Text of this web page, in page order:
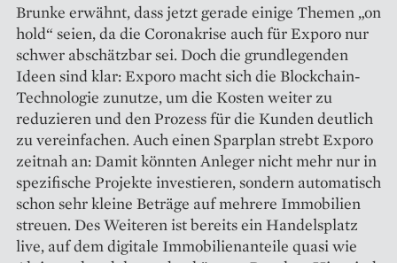
Brunke erwähnt, dass jetzt gerade einige Themen „on
hold“ seien, da die Coronakrise auch für Exporo nur
schwer abschätzbar sei. Doch die grundlegenden
Ideen sind klar: Exporo macht sich die Blockchain-
Technologie zunutze, um die Kosten weiter zu
reduzieren und den Prozess für die Kunden deutlich
zu vereinfachen. Auch einen Sparplan strebt Exporo
zeitnah an: Damit könnten Anleger nicht mehr nur in
spezifische Projekte investieren, sondern automatisch
schon sehr kleine Beträge auf mehrere Immobilien
streuen. Des Weiteren ist bereits ein Handelsplatz
live, auf dem digitale Immobilienanteile quasi wie